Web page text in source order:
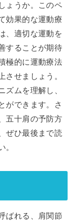
ょうか。このペ
効果的な運動療
、適切な運動を
することが期待
極的に運動療法
させましょう。
ズムを理解し、
ができます。さ
五十肩の予防方
ぜひ最後まで読
。
ばれる、肩関節